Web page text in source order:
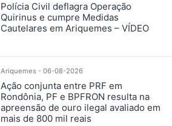
Polícia Civil deflagra Operação
Quirinus e cumpre Medidas
Cautelares em Ariquemes – VÍDEO
Ariquemes - 06-08-2026
Ação conjunta entre PRF em
Rondônia, PF e BPFRON resulta na
apreensão de ouro ilegal avaliado em
mais de 800 mil reais